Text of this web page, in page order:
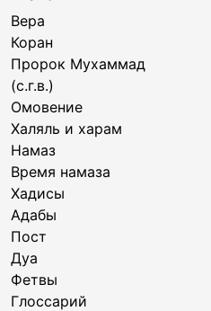
Вера
Коран
Пророк Мухаммад
(с.г.в.)
Омовение
Халяль и харам
Намаз
Время намаза
Хадисы
Адабы
Пост
Дуа
Фетвы
Глоссарий